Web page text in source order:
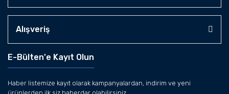
Alışveriş
E-Bülten'e Kayıt Olun
Haber listemize kayıt olarak kampanyalardan, indirim ve yeni